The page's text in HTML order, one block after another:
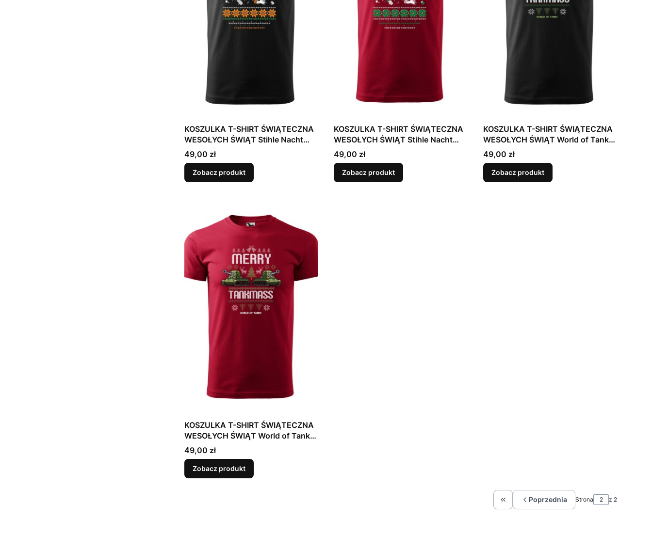
KOSZULKA T-SHIRT ŚWIĄTECZNA
WESOŁYCH ŚWIĄT Stihle Nacht
Mikołaj
Cena
49,00 zł
Zobacz produkt
KOSZULKA T-SHIRT ŚWIĄTECZNA
WESOŁYCH ŚWIĄT Stihle Nacht
Mikołaj
Cena
49,00 zł
Zobacz produkt
KOSZULKA T-SHIRT ŚWIĄTECZNA
WESOŁYCH ŚWIĄT World of Tanks
Mikołaj
Cena
49,00 zł
Zobacz produkt
KOSZULKA T-SHIRT ŚWIĄTECZNA
WESOŁYCH ŚWIĄT World of Tanks
Mikołaj
Cena
49,00 zł
Zobacz produkt
Wróć do pierwszej strony z produktami
Poprzednia Strona z 2